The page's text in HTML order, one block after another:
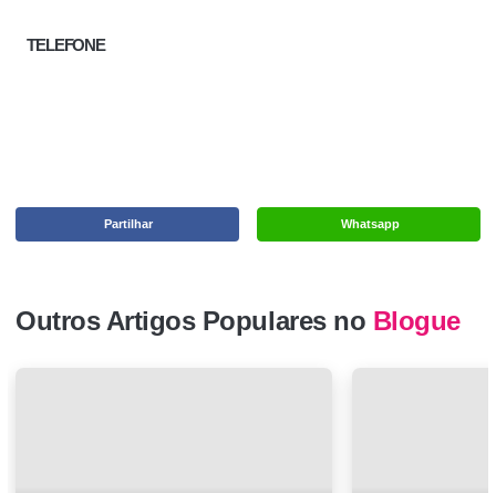
TELEFONE
Whatsapp
Partilhar
Outros Artigos Populares no Blogue